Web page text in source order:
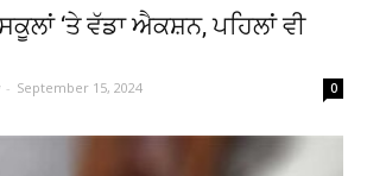
‘ਤੇ ਵੱਡਾ ਐਕਸ਼ਨ, ਪਹਿਲਾਂ ਵੀ
- September 15, 2024 0